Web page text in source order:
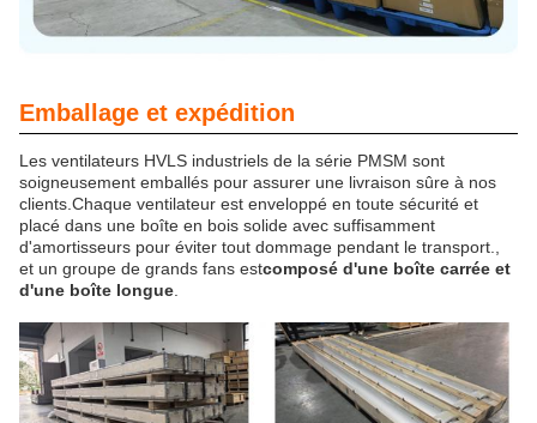
Emballage et expédition
Les ventilateurs HVLS industriels de la série PMSM sont
soigneusement emballés pour assurer une livraison sûre à nos
clients.Chaque ventilateur est enveloppé en toute sécurité et
placé dans une boîte en bois solide avec suffisamment
d'amortisseurs pour éviter tout dommage pendant le transport.,
et un groupe de grands fans estcomposé d'une boîte carrée et
d'une boîte longue